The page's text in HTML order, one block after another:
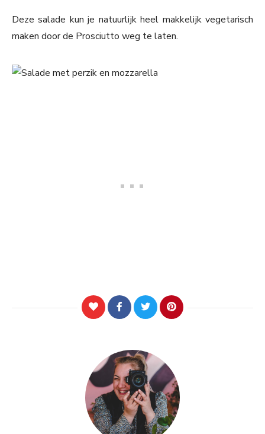
Deze salade kun je natuurlijk heel makkelijk vegetarisch
maken door de Prosciutto weg te laten.